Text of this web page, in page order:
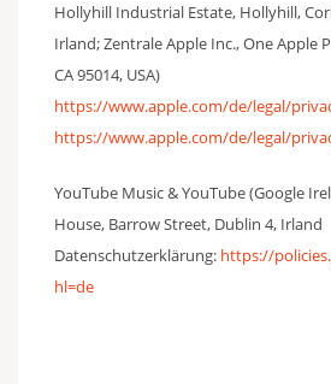
Hollyhill Industrial Estate, Hollyhill,
Irland; Zentrale Apple Inc., One Apple
CA 95014, USA)
https://www.apple.com/de/legal/
https://www.apple.com/de/legal/
YouTube Music & YouTube (Google
House, Barrow Street, Dublin 4, Irland
Datenschutzerklärung: https://
hl=de